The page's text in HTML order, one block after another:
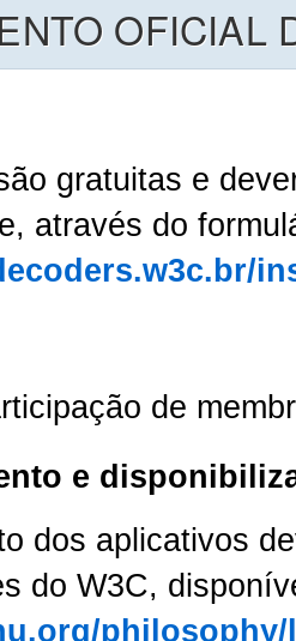
OFICIAL
gratuitas e
através do
de
e
dos aplicativos
do W3C,
philosophy/